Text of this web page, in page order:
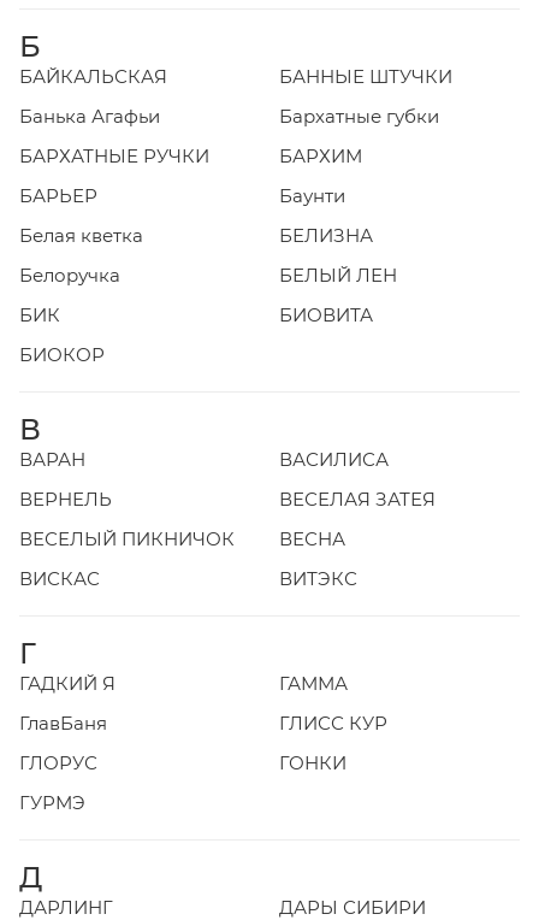
Б
БАЙКАЛЬСКАЯ
БАННЫЕ ШТУЧКИ
Банька Агафьи
Бархатные губки
БАРХАТНЫЕ РУЧКИ
БАРХИМ
БАРЬЕР
Баунти
Белая кветка
БЕЛИЗНА
Белоручка
БЕЛЫЙ ЛЕН
БИК
БИОВИТА
БИОКОР
В
ВАРАН
ВАСИЛИСА
ВЕРНЕЛЬ
ВЕСЕЛАЯ ЗАТЕЯ
ВЕСЕЛЫЙ ПИКНИЧОК
ВЕСНА
ВИСКАС
ВИТЭКС
Г
ГАДКИЙ Я
ГАММА
ГлавБаня
ГЛИСС КУР
ГЛОРУС
ГОНКИ
ГУРМЭ
Д
ДАРЛИНГ
ДАРЫ СИБИРИ